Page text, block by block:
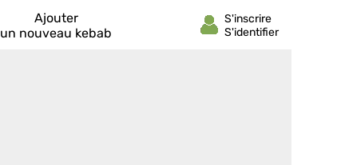
Ajouter
un nouveau kebab